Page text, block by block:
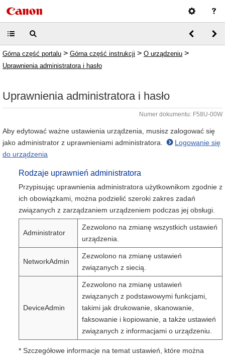
Górna część portalu > Górna część instrukcji > O urządzeniu >
Uprawnienia administratora i hasło
Uprawnienia administratora i hasło
Numer dokumentu: F58U-00W
Aby edytować ważne ustawienia urządzenia, musisz zalogować się
jako administrator z uprawnieniami administratora.
Logowanie się
do urządzenia
Rodzaje uprawnień administratora
Przypisując uprawnienia administratora użytkownikom zgodnie z
ich obowiązkami, można podzielić szeroki zakres zadań
związanych z zarządzaniem urządzeniem podczas jej obsługi.
Administrator
Zezwolono na zmianę wszystkich ustawień
urządzenia.
NetworkAdmin
Zezwolono na zmianę ustawień
związanych z siecią.
DeviceAdmin
Zezwolono na zmianę ustawień
związanych z podstawowymi funkcjami,
takimi jak drukowanie, skanowanie,
faksowanie i kopiowanie, a także ustawień
związanych z informacjami o urządzeniu.
* Szczegółowe informacje na temat ustawień, które można